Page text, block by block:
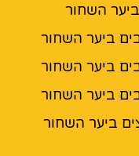
ביער השחור
ביער השחור